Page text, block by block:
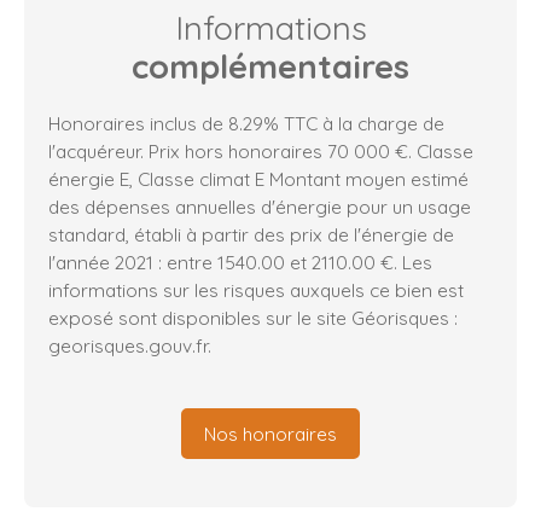
Informations
complémentaires
Honoraires inclus de 8.29% TTC à la charge de
l'acquéreur. Prix hors honoraires 70 000 €. Classe
énergie E, Classe climat E Montant moyen estimé
des dépenses annuelles d'énergie pour un usage
standard, établi à partir des prix de l'énergie de
l'année 2021 : entre 1540.00 et 2110.00 €. Les
informations sur les risques auxquels ce bien est
exposé sont disponibles sur le site Géorisques :
georisques.gouv.fr.
Nos honoraires